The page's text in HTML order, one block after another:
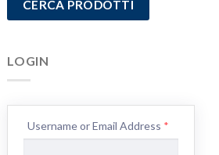
LOGIN
Username or Email Address *